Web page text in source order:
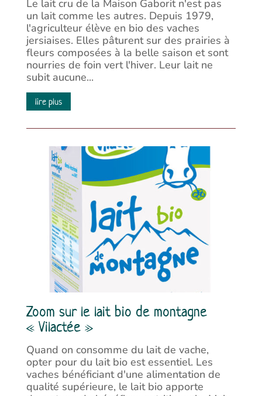
Le lait cru de la Maison Gaborit n'est pas
un lait comme les autres. Depuis 1979,
l'agriculteur élève en bio des vaches
jersiaises. Elles pâturent sur des prairies à
fleurs composées à la belle saison et sont
nourries de foin vert l'hiver. Leur lait ne
subit aucune...
lire plus
Zoom sur le lait bio de montagne
« Vilactée »
Quand on consomme du lait de vache,
opter pour du lait bio est essentiel. Les
vaches bénéficiant d'une alimentation de
qualité supérieure, le lait bio apporte